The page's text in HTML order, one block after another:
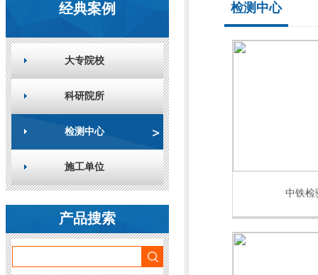
经典案例
大专院校
科研院所
检测中心
施工单位
产品搜索
检测中心
中铁检